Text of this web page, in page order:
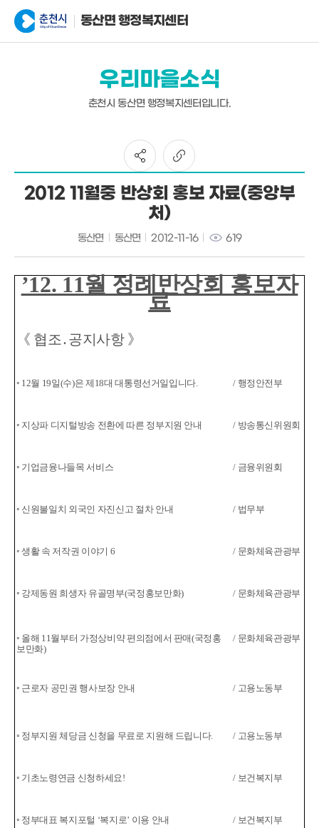
동산면 행정복지센터
우리마을소식
춘천시 동산면 행정복지센터입니다.
2012 11월중 반상회 홍보 자료(중앙부
처)
동산면 동산면 2012-11-16 619
’12. 11월 정례반상회 홍보자
료
《 협조․공지사항 》
◦ 12월 19일(수)은 제18대 대통령선거일입니다. / 행정안전부
◦ 지상파 디지털방송 전환에 따른 정부지원 안내 / 방송통신위원회
◦ 기업금융나들목 서비스 / 금융위원회
◦ 신원불일치 외국인 자진신고 절차 안내 / 법무부
◦ 생활 속 저작권 이야기 6 / 문화체육관광부
◦ 강제동원 희생자 유골명부(국정홍보만화) / 문화체육관광부
◦ 올해 11월부터 가정상비약 편의점에서 판매(국정홍
보만화)
/ 문화체육관광부
◦ 근로자 공민권 행사보장 안내 / 고용노동부
◦ 정부지원 체당금 신청을 무료로 지원해 드립니다. / 고용노동부
◦ 기초노령연금 신청하세요! / 보건복지부
◦ 정부대표 복지포털 ‘복지로’ 이용 안내 / 보건복지부